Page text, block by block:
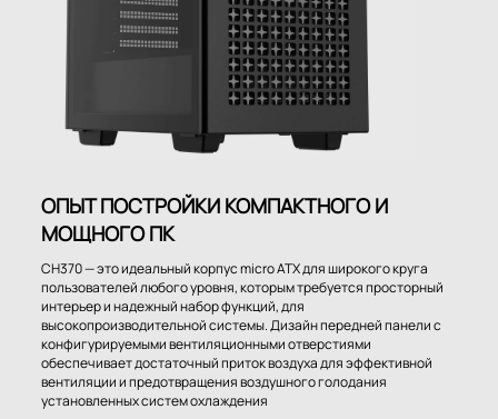
ОПЫТ ПОСТРОЙКИ КОМПАКТНОГО И
МОЩНОГО ПК
CH370 — это идеальный корпус micro ATX для широкого круга
пользователей любого уровня, которым требуется просторный
интерьер и надежный набор функций, для
высокопроизводительной системы. Дизайн передней панели c
конфигурируемыми вентиляционными отверстиями
обеспечивает достаточный приток воздуха для эффективной
вентиляции и предотвращения воздушного голодания
установленных систем охлаждения